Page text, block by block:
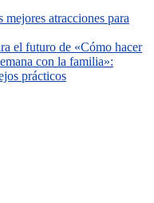
atracciones para
el futuro de «Cómo hacer
con la familia»:
prácticos